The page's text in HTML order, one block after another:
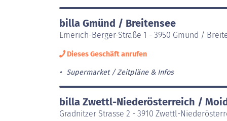
billa Gmünd / Breitensee
Emerich-Berger-Straße 1 - 3950 Gmünd /
Dieses Geschäft anrufen
Supermarket Zeitpläne & Infos
billa Zwettl-Niederösterreich /
Gradnitzer Strasse 2 - 3910 Zwettl-